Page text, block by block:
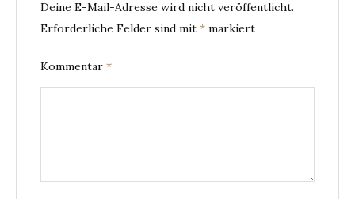
Deine E-Mail-Adresse wird nicht veröffentlicht.
Erforderliche Felder sind mit * markiert
Kommentar *